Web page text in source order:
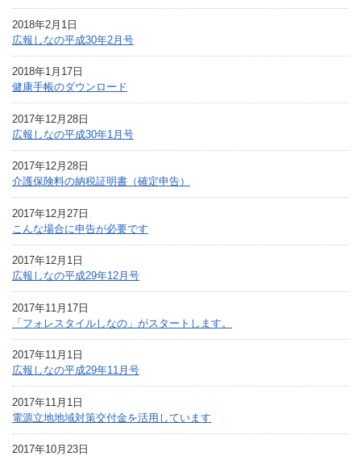
2018年2月1日
広報しなの平成30年2月号
2018年1月17日
健康手帳のダウンロード
2017年12月28日
広報しなの平成30年1月号
2017年12月28日
介護保険料の納税証明書（確定申告）
2017年12月27日
こんな場合に申告が必要です
2017年12月1日
広報しなの平成29年12月号
2017年11月17日
「フォレスタイルしなの」がスタートします。
2017年11月1日
広報しなの平成29年11月号
2017年11月1日
電源立地地域対策交付金を活用しています
2017年10月23日